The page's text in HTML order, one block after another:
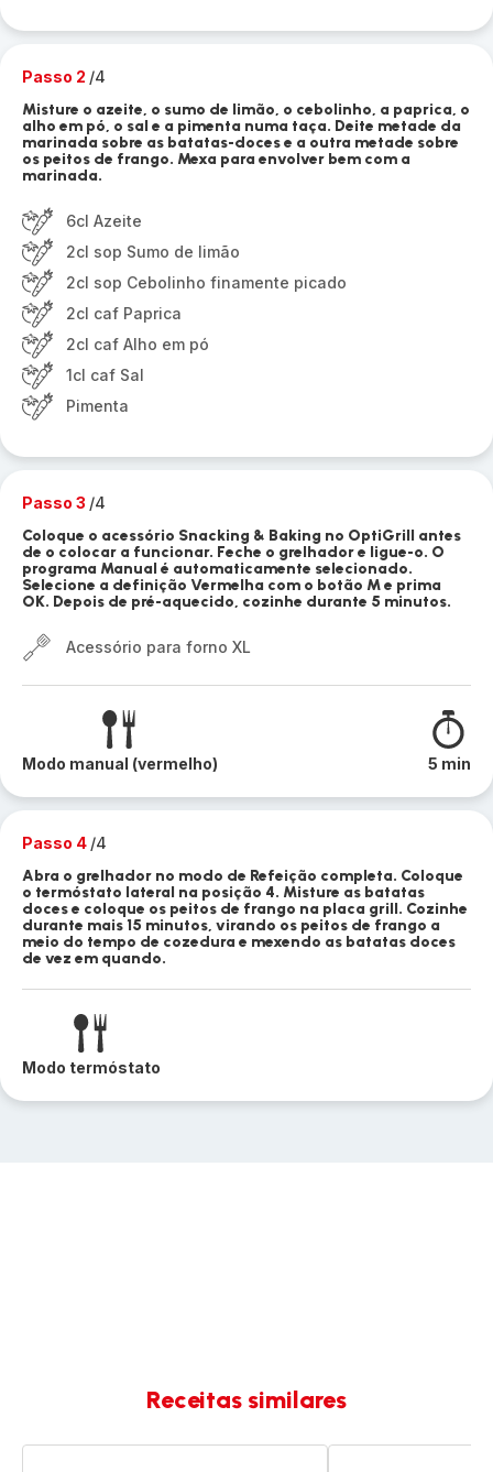
Passo 2 /4
Misture o azeite, o sumo de limão, o cebolinho, a paprica, o
alho em pó, o sal e a pimenta numa taça. Deite metade da
marinada sobre as batatas-doces e a outra metade sobre
os peitos de frango. Mexa para envolver bem com a
marinada.
6cl Azeite
2cl sop Sumo de limão
2cl sop Cebolinho finamente picado
2cl caf Paprica
2cl caf Alho em pó
1cl caf Sal
Pimenta
Passo 3 /4
Coloque o acessório Snacking & Baking no OptiGrill antes
de o colocar a funcionar. Feche o grelhador e ligue-o. O
programa Manual é automaticamente selecionado.
Selecione a definição Vermelha com o botão M e prima
OK. Depois de pré-aquecido, cozinhe durante 5 minutos.
Acessório para forno XL
Modo manual (vermelho) 5 min
Passo 4 /4
Abra o grelhador no modo de Refeição completa. Coloque
o termóstato lateral na posição 4. Misture as batatas
doces e coloque os peitos de frango na placa grill. Cozinhe
durante mais 15 minutos, virando os peitos de frango a
meio do tempo de cozedura e mexendo as batatas doces
de vez em quando.
Modo termóstato
Receitas similares